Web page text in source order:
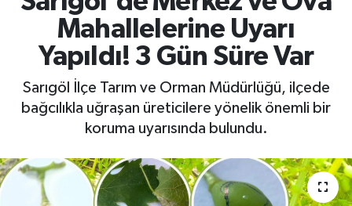
Mahallelerine Uyarı
Yapıldı! 3 Gün Süre Var
Sarıgöl İlçe Tarım ve Orman Müdürlüğü, ilçede
bağcılıkla uğraşan üreticilere yönelik önemli bir
koruma uyarısında bulundu.
RESMİ İLAN
BİLİM VE TEKNOLOJİ
RESMİ İLAN
Yaşam
Tarih
Dünya